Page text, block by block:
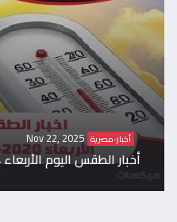
أخبار-مصرية Nov 22, 2025
أخبار الطقس اليوم الأربعاء 4-11-2020 فى مصر